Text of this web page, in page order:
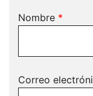
Nombre *
Correo